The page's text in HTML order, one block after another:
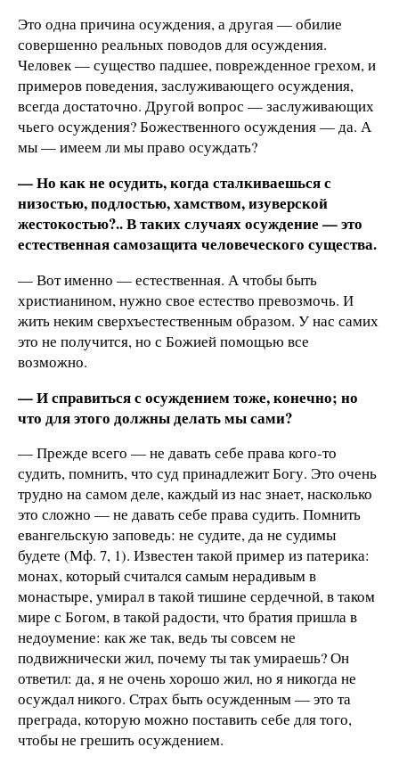
Это одна причина осуждения, а другая — обилие
совершенно реальных поводов для осуждения.
Человек — существо падшее, поврежденное грехом, и
примеров поведения, заслуживающего осуждения,
всегда достаточно. Другой вопрос — заслуживающих
чьего осуждения? Божественного осуждения — да. А
мы — имеем ли мы право осуждать?
— Но как не осудить, когда сталкиваешься с
низостью, подлостью, хамством, изуверской
жестокостью?.. В таких случаях осуждение — это
естественная самозащита человеческого существа.
— Вот именно — естественная. А чтобы быть
христианином, нужно свое естество превозмочь. И
жить неким сверхъестественным образом. У нас самих
это не получится, но с Божией помощью все
возможно.
— И справиться с осуждением тоже, конечно; но
что для этого должны делать мы сами?
— Прежде всего — не давать себе права кого-то
судить, помнить, что суд принадлежит Богу. Это очень
трудно на самом деле, каждый из нас знает, насколько
это сложно — не давать себе права судить. Помнить
евангельскую заповедь: не судите, да не судимы
будете (Мф. 7, 1). Известен такой пример из патерика:
монах, который считался самым нерадивым в
монастыре, умирал в такой тишине сердечной, в таком
мире с Богом, в такой радости, что братия пришла в
недоумение: как же так, ведь ты совсем не
подвижнически жил, почему ты так умираешь? Он
ответил: да, я не очень хорошо жил, но я никогда не
осуждал никого. Страх быть осужденным — это та
преграда, которую можно поставить себе для того,
чтобы не грешить осуждением.